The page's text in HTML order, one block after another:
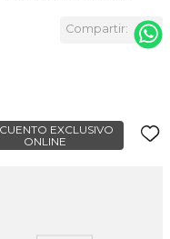
EXCLUSIVO
ONLINE